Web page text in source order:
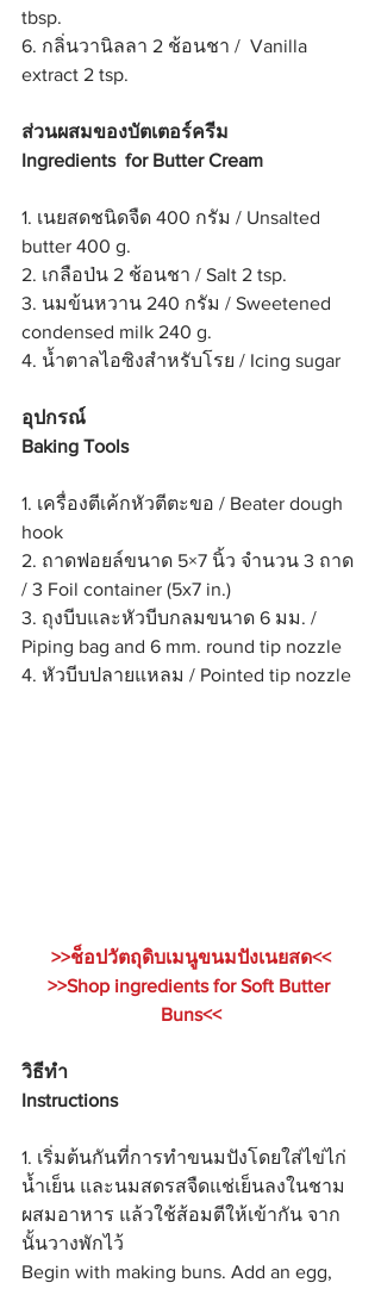
tbsp.
6. กลิ่นวานิลลา 2 ช้อนชา /  Vanilla
extract 2 tsp.
ส่วนผสมของบัตเตอร์ครีม
Ingredients  for Butter Cream
1. เนยสดชนิดจืด 400 กรัม / Unsalted
butter 400 g.
2. เกลือป่น 2 ช้อนชา / Salt 2 tsp.
3. นมข้นหวาน 240 กรัม / Sweetened
condensed milk 240 g.
4. น้ำตาลไอซิงสำหรับโรย / Icing sugar
อุปกรณ์
Baking Tools
1. เครื่องตีเค้กหัวตีตะขอ / Beater dough
hook
2. ถาดฟอยล์ขนาด 5×7 นิ้ว จำนวน 3 ถาด
/ 3 Foil container (5x7 in.)
3. ถุงบีบและหัวบีบกลมขนาด 6 มม. /
Piping bag and 6 mm. round tip nozzle
4. หัวบีบปลายแหลม / Pointed tip nozzle
>>ช็อปวัตถุดิบเมนูขนมปังเนยสด<<
>>Shop ingredients for Soft Butter
Buns<<
วิธีทำ
Instructions
1. เริ่มต้นกันที่การทำขนมปังโดยใส่ไข่ไก่
น้ำเย็น และนมสดรสจืดแช่เย็นลงในชาม
ผสมอาหาร แล้วใช้ส้อมตีให้เข้ากัน จาก
นั้นวางพักไว้
Begin with making buns. Add an egg,